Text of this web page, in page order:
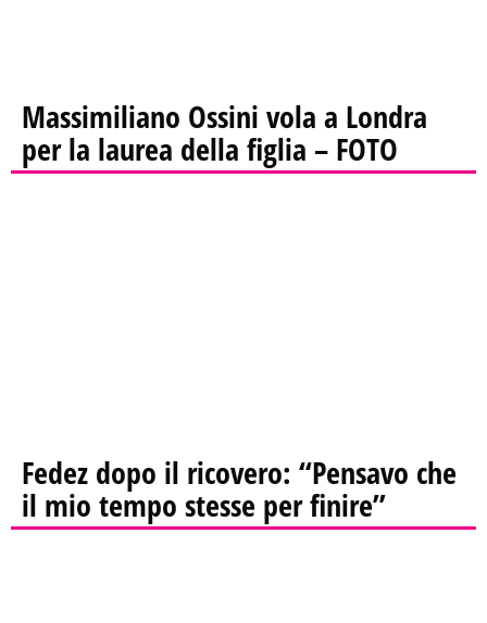
Massimiliano Ossini vola a Londra
per la laurea della figlia – FOTO
Fedez dopo il ricovero: “Pensavo che
il mio tempo stesse per finire”